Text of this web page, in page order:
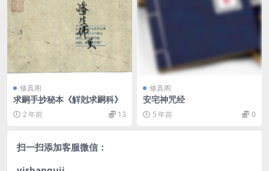
修真阁
求嗣手抄秘本《觧尅求嗣科》
2 年前 13
修真阁
安宅神咒经
5 年前 0
扫一扫添加客服微信：